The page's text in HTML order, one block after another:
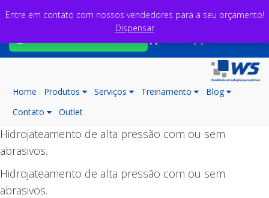
Home Produtos Serviços Treinamento
Blog
Contato
Outlet
Hidrojateamento de alta pressão com ou sem
abrasivos.
Hidrojateamento de alta pressão com ou sem
abrasivos.
Entre em contato com nossos vendedores para a seu orçamento!
Dispensar